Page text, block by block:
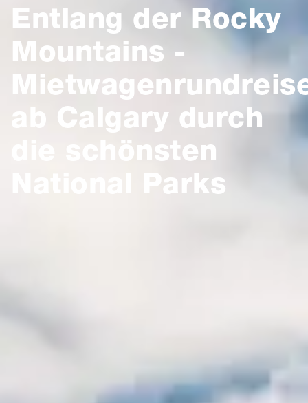
Entlang der Rocky
Mountains -
ab Calgary durch
die schönsten
National Parks